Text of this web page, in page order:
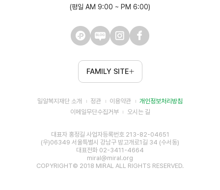
(평일 AM 9:00 ~ PM 6:00)
FAMILY SITE
밀알복지재단 소개 정관 이용약관
개인정보처리방침
이메일무단수집거부
오시는 길
대표자 홍정길 사업자등록번호 213-82-04651
(우)06349 서울특별시 강남구 밤고개로1길 34 (수서동)
대표전화 02-3411-4664
miral@miral.org
COPYRIGHT© 2018 MIRAL ALL RIGHTS RESERVED.